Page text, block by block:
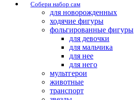
Собери набор сам
для новорожденных
ходячие фигуры
фольгированные фигуры
для девочки
для мальчика
для нее
для него
мультгерои
животные
транспорт